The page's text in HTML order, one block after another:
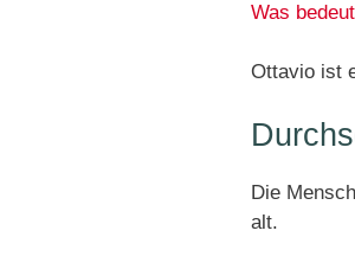
Was
Ottavio ist
Die
alt.